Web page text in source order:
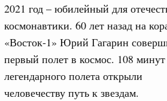
2021 год – юбилейный для
космонавтики. 60 лет назад на
«Восток-1» Юрий Гагарин
первый полет в космос. 108 минут
легендарного полета открыли
человечеству путь к звездам.
5 августа, среда
коммунальное хозяйство
Более 4,3 тыс.
при участии Фонда